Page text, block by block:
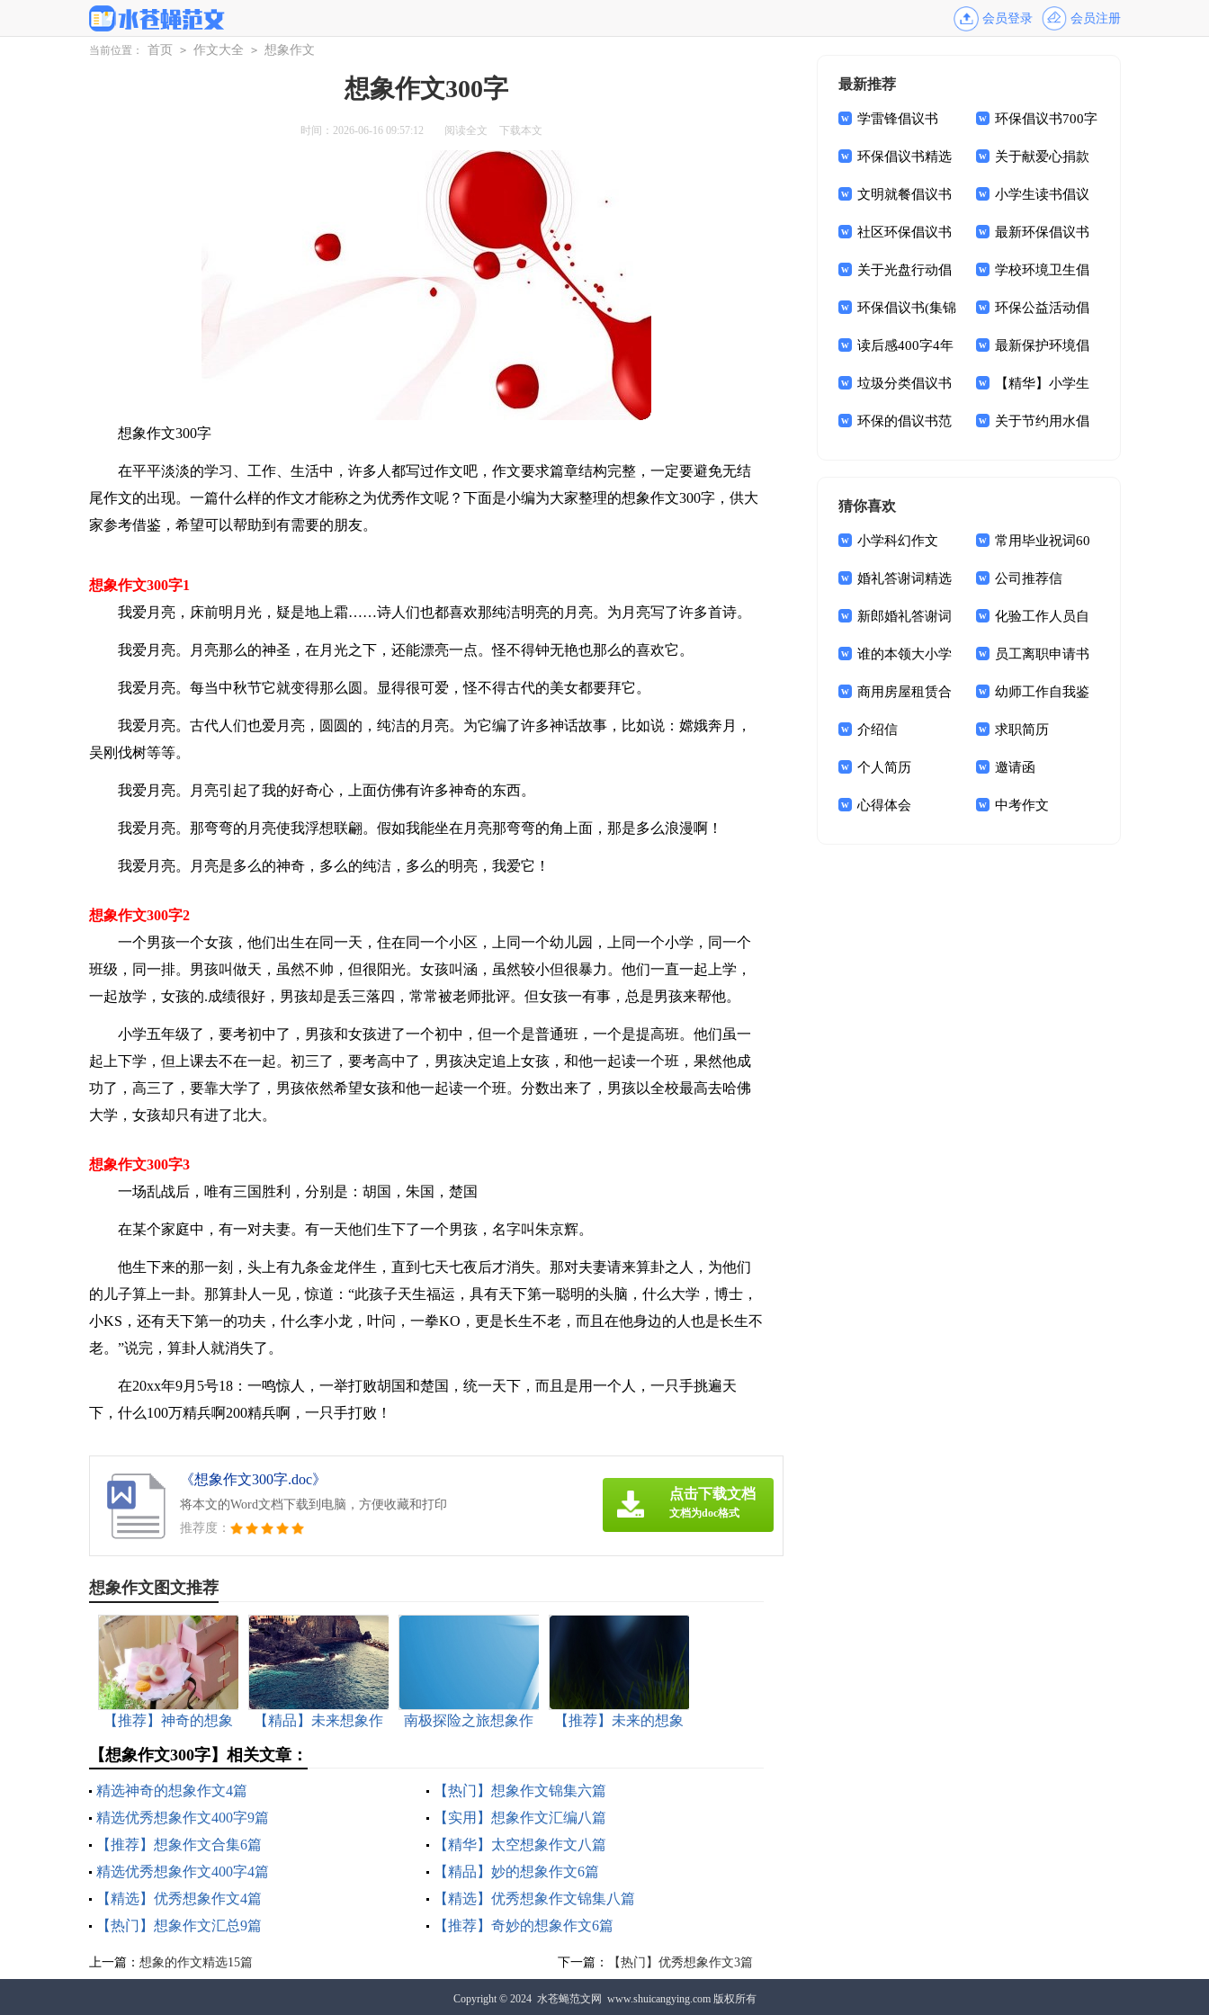
会员登录 会员注册
当前位置： 首页 > 作文大全 > 想象作文
想象作文300字
时间：2026-06-16 09:57:12 阅读全文 下载本文
想象作文300字
在平平淡淡的学习、工作、生活中，许多人都写过作文吧，作文要求篇章结构完整，一定要避免无结
尾作文的出现。一篇什么样的作文才能称之为优秀作文呢？下面是小编为大家整理的想象作文300字，供大
家参考借鉴，希望可以帮助到有需要的朋友。
想象作文300字1
我爱月亮，床前明月光，疑是地上霜……诗人们也都喜欢那纯洁明亮的月亮。为月亮写了许多首诗。
我爱月亮。月亮那么的神圣，在月光之下，还能漂亮一点。怪不得钟无艳也那么的喜欢它。
我爱月亮。每当中秋节它就变得那么圆。显得很可爱，怪不得古代的美女都要拜它。
我爱月亮。古代人们也爱月亮，圆圆的，纯洁的月亮。为它编了许多神话故事，比如说：嫦娥奔月，
吴刚伐树等等。
我爱月亮。月亮引起了我的好奇心，上面仿佛有许多神奇的东西。
我爱月亮。那弯弯的月亮使我浮想联翩。假如我能坐在月亮那弯弯的角上面，那是多么浪漫啊！
我爱月亮。月亮是多么的神奇，多么的纯洁，多么的明亮，我爱它！
想象作文300字2
一个男孩一个女孩，他们出生在同一天，住在同一个小区，上同一个幼儿园，上同一个小学，同一个
班级，同一排。男孩叫做天，虽然不帅，但很阳光。女孩叫涵，虽然较小但很暴力。他们一直一起上学，
一起放学，女孩的.成绩很好，男孩却是丢三落四，常常被老师批评。但女孩一有事，总是男孩来帮他。
小学五年级了，要考初中了，男孩和女孩进了一个初中，但一个是普通班，一个是提高班。他们虽一
起上下学，但上课去不在一起。初三了，要考高中了，男孩决定追上女孩，和他一起读一个班，果然他成
功了，高三了，要靠大学了，男孩依然希望女孩和他一起读一个班。分数出来了，男孩以全校最高去哈佛
大学，女孩却只有进了北大。
想象作文300字3
一场乱战后，唯有三国胜利，分别是：胡国，朱国，楚国
在某个家庭中，有一对夫妻。有一天他们生下了一个男孩，名字叫朱京辉。
他生下来的那一刻，头上有九条金龙伴生，直到七天七夜后才消失。那对夫妻请来算卦之人，为他们
的儿子算上一卦。那算卦人一见，惊道：“此孩子天生福运，具有天下第一聪明的头脑，什么大学，博士，
小KS，还有天下第一的功夫，什么李小龙，叶问，一拳KO，更是长生不老，而且在他身边的人也是长生不
老。”说完，算卦人就消失了。
在20xx年9月5号18：一鸣惊人，一举打败胡国和楚国，统一天下，而且是用一个人，一只手挑遍天
下，什么100万精兵啊200精兵啊，一只手打败！
《想象作文300字.doc》
将本文的Word文档下载到电脑，方便收藏和打印
推荐度：
点击下载文档
文档为doc格式
想象作文图文推荐
【推荐】神奇的想象
【精品】未来想象作
南极探险之旅想象作
【推荐】未来的想象
【想象作文300字】相关文章：
精选神奇的想象作文4篇
【热门】想象作文锦集六篇
精选优秀想象作文400字9篇
【实用】想象作文汇编八篇
【推荐】想象作文合集6篇
【精华】太空想象作文八篇
精选优秀想象作文400字4篇
【精品】妙的想象作文6篇
【精选】优秀想象作文4篇
【精选】优秀想象作文锦集八篇
【热门】想象作文汇总9篇
【推荐】奇妙的想象作文6篇
上一篇： 想象的作文精选15篇 下一篇： 【热门】优秀想象作文3篇
最新推荐
学雷锋倡议书
1000字
环保倡议书700字
环保倡议书精选
15篇
关于献爱心捐款
倡议书范文9篇
文明就餐倡议书
范文锦集九篇
小学生读书倡议
书14篇
社区环保倡议书
15篇
最新环保倡议书
关于光盘行动倡
议书模板集合9篇
学校环境卫生倡
议书10篇
环保倡议书(集锦
15篇)
环保公益活动倡
议书
读后感400字4年
级
最新保护环境倡
议书
垃圾分类倡议书
(合集15篇)
【精华】小学生
文明倡议书3篇
环保的倡议书范 关于节约用水倡
猜你喜欢
小学科幻作文 常用毕业祝词60
句
婚礼答谢词精选
15篇
公司推荐信
新郎婚礼答谢词
锦集十篇
化验工作人员自
我鉴定
谁的本领大小学
作文
员工离职申请书
商用房屋租赁合
同15篇
幼师工作自我鉴
定(15篇)
介绍信 求职简历
个人简历 邀请函
心得体会 中考作文
Copyright © 2024 水苍蝇范文网 www.shuicangying.com 版权所有